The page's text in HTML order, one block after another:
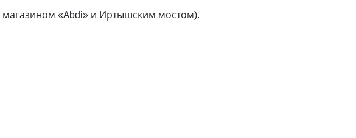
магазином «Аbdi» и Иртышским мостом).